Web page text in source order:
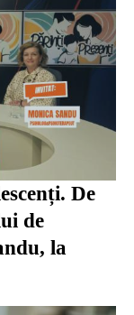
De
de
la